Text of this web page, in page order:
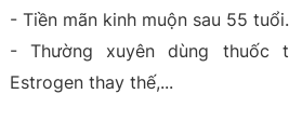
- Tiền mãn kinh muộn sau 55 tuổi.
- Thường xuyên dùng thuốc
Estrogen thay thế,...